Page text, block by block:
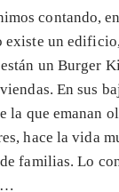
contando,
existe un
un Burger
En sus
la que emanan
hace la vida
familias. Lo